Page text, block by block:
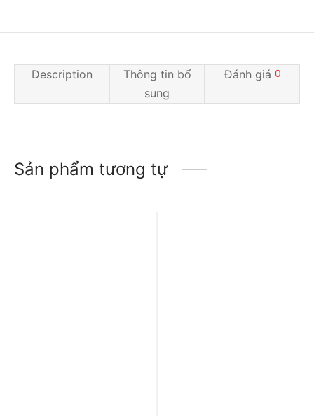
Description
Thông tin bổ
sung
Đánh giá 0
Sản phẩm tương tự